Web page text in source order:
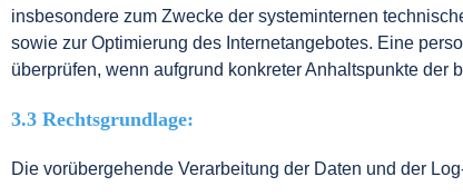
insbesondere zum Zwecke der systeminternen
sowie zur Optimierung des Internetangebotes. Eine
überprüfen, wenn aufgrund konkreter Anhaltspunkte der
3.3 Rechtsgrundlage:
Die vorübergehende Verarbeitung der Daten und der